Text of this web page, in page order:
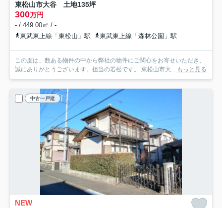
東松山市大谷 土地135坪
300万円
- / 449.00㎡ / -
東武東上線「東松山」駅
東武東上線「森林公園」駅
この度は、数ある物件の中から弊社の物件にご関心をお寄せいただき、
誠にありがとうございます。担当の若松です。 東松山市大... もっと見る
中古一戸建
NEW